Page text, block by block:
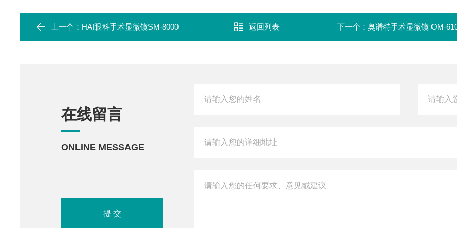
上一个： HAI眼科手术显微镜SM-8000 返回列表 下一个： 奥谱特手术显微镜 OM-
在线留言
ONLINE MESSAGE